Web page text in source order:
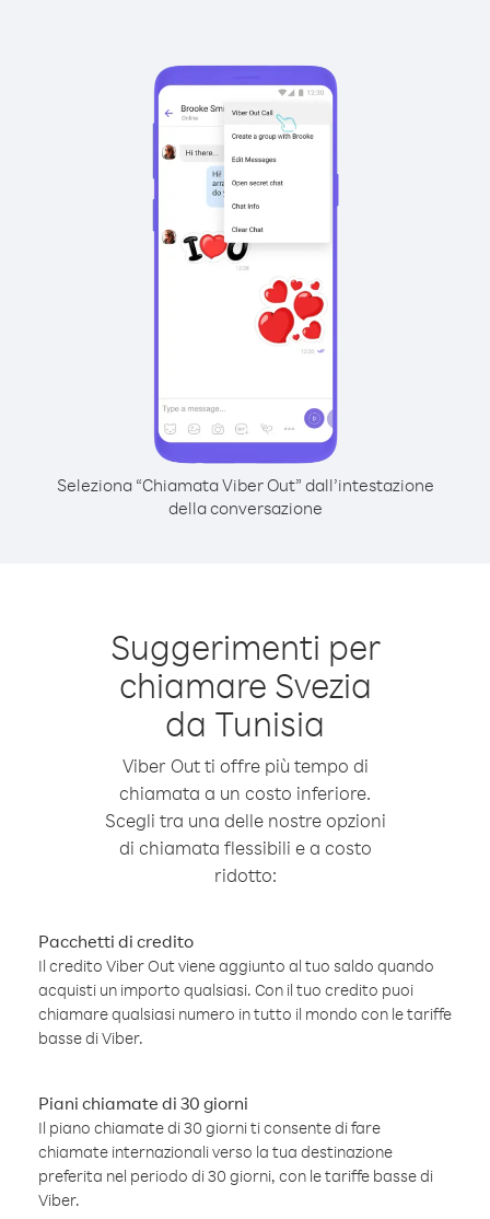
Seleziona “Chiamata Viber Out” dall’intestazione
della conversazione
Suggerimenti per
chiamare Svezia
da Tunisia
Viber Out ti offre più tempo di
chiamata a un costo inferiore.
Scegli tra una delle nostre opzioni
di chiamata flessibili e a costo
ridotto:
Pacchetti di credito
Il credito Viber Out viene aggiunto al tuo saldo quando
acquisti un importo qualsiasi. Con il tuo credito puoi
chiamare qualsiasi numero in tutto il mondo con le tariffe
basse di Viber.
Piani chiamate di 30 giorni
Il piano chiamate di 30 giorni ti consente di fare
chiamate internazionali verso la tua destinazione
preferita nel periodo di 30 giorni, con le tariffe basse di
Viber.